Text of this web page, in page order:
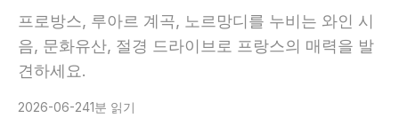
프로방스, 루아르 계곡, 노르망디를 누비는 와인 시
음, 문화유산, 절경 드라이브로 프랑스의 매력을 발
견하세요.
2026-06-241분 읽기